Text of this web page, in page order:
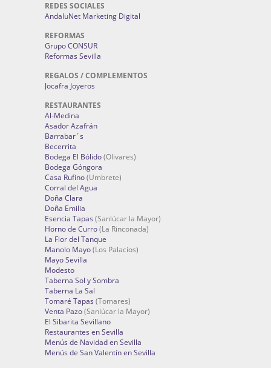
REDES SOCIALES
AndaluNet Marketing Digital
REFORMAS
Grupo CONSUR
Reformas Sevilla
REGALOS / COMPLEMENTOS
Jocafra Joyeros
RESTAURANTES
Al-Medina
Asador Azafrán
Barrabar´s
Becerrita
Bodega El Bólido(Olivares)
Bodega Góngora
Casa Rufino(Umbrete)
Corral del Agua
Doña Clara
Doña Emilia
Esencia Tapas (Sanlúcar la Mayor)
Horno de Curro(La Rinconada)
La Flor del Tanque
Manolo Mayo(Los Palacios)
Mayo Sevilla
Modesto
Taberna Sol y Sombra
Taberna La Sal
Tomaré Tapas (Tomares)
Venta Pazo(Sanlúcar la Mayor)
El Sibarita Sevillano
Restaurantes en Sevilla
Menús de Navidad en Sevilla
Menús de San Valentín en Sevilla